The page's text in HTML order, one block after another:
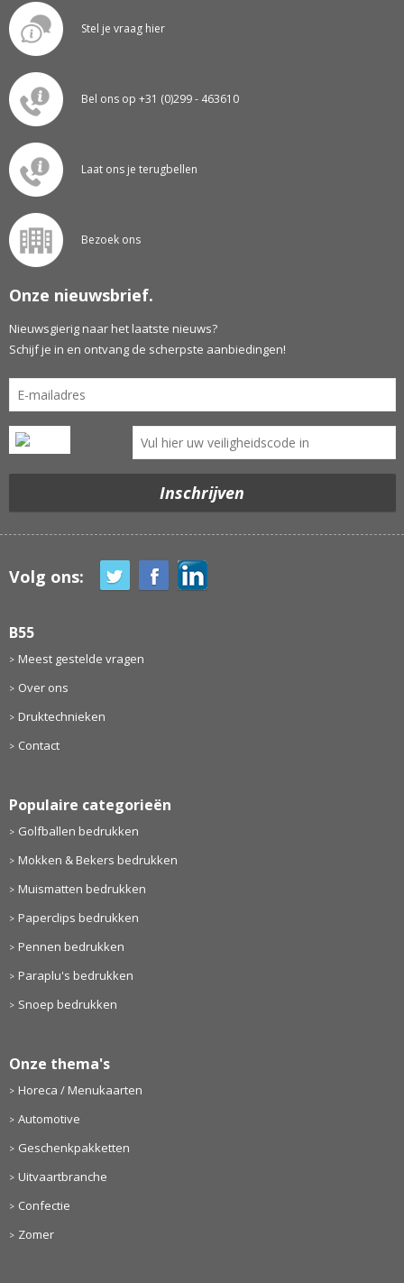
Stel je vraag hier
Bel ons op +31 (0)299 - 463610
Laat ons je terugbellen
Bezoek ons
Onze nieuwsbrief.
Nieuwsgierig naar het laatste nieuws?
Schijf je in en ontvang de scherpste aanbiedingen!
Volg ons:
B55
Meest gestelde vragen
Over ons
Druktechnieken
Contact
Populaire categorieën
Golfballen bedrukken
Mokken & Bekers bedrukken
Muismatten bedrukken
Paperclips bedrukken
Pennen bedrukken
Paraplu's bedrukken
Snoep bedrukken
Onze thema's
Horeca / Menukaarten
Automotive
Geschenkpakketten
Uitvaartbranche
Confectie
Zomer